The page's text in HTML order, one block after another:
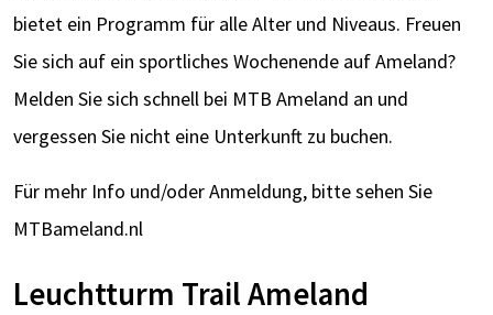
bietet ein Programm für alle Alter und Niveaus. Freuen
Sie sich auf ein sportliches Wochenende auf Ameland?
Melden Sie sich schnell bei MTB Ameland an und
vergessen Sie nicht eine Unterkunft zu buchen.
Für mehr Info und/oder Anmeldung, bitte sehen Sie
MTBameland.nl
Leuchtturm Trail Ameland